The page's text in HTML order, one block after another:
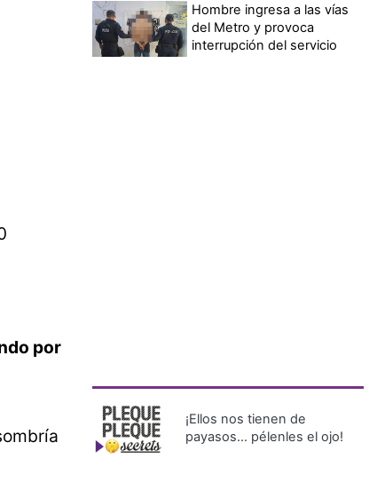
por
Hombre ingresa a las vías
del Metro y provoca
interrupción del servicio
¡Ellos nos tienen de
payasos… pélenles el ojo!